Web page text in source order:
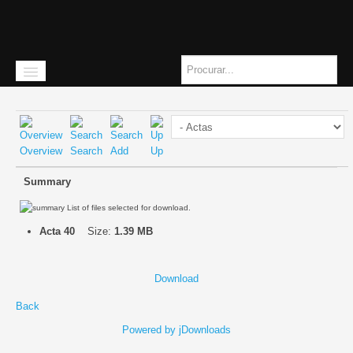
Início
A instituição
Overview Search Add Up
Summary
List of files selected for download.
Acta 40 Size: 1.39 MB
Download
Back
Powered by jDownloads